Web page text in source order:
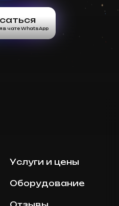
в чате WhatsApp
Услуги и цены
Оборудование